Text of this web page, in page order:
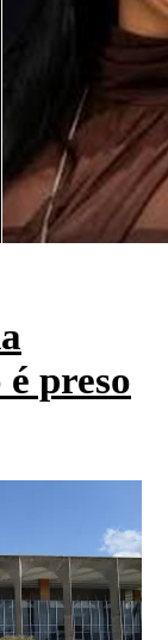
preso